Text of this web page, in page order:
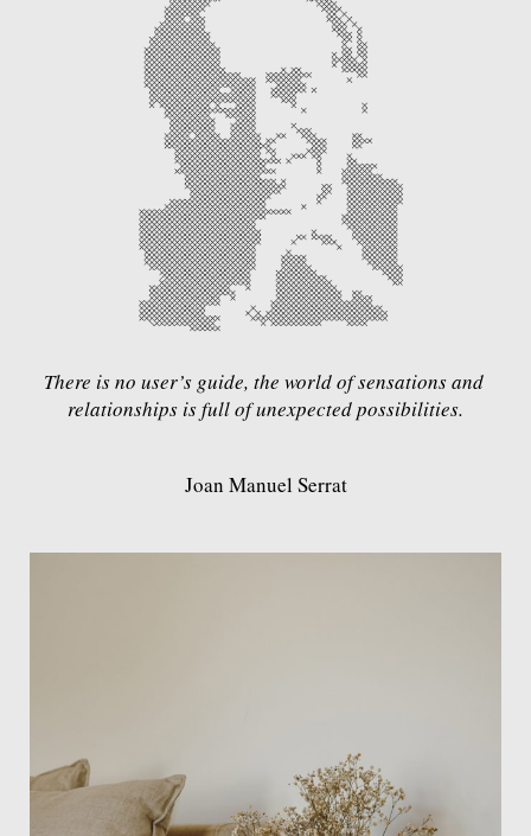
There is no user’s guide, the world of sensations and
relationships is full of unexpected possibilities.
Joan Manuel Serrat